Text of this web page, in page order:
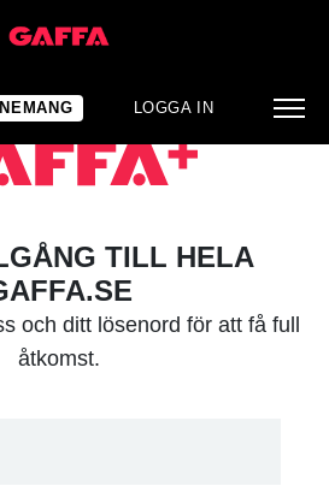
LOGGA IN
TILL HELA
och ditt lösenord för att få full
åtkomst.